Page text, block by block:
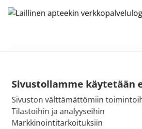
Sivustollamme käytetään
Sivuston välttämättömiin
Tilastoihin ja analyyseihin
Markkinointitarkoituksiin
Sähköpostiosoite:
kirjaamo@fimea.fi